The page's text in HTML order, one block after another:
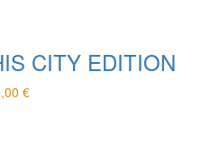
CITY EDITION
€